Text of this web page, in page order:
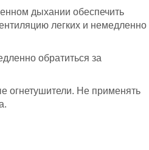
дыхании обеспечить
легких и немедленно
обратиться за
огнетушители. Не применять